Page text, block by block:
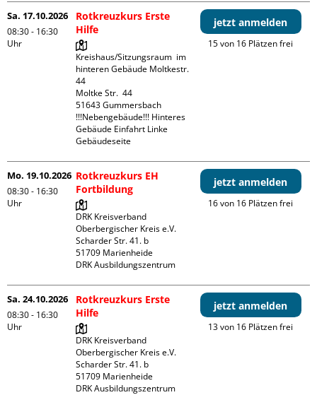
Sa. 17.10.2026
08:30 - 16:30
Uhr
Rotkreuzkurs Erste
Hilfe
Kreishaus/Sitzungsraum  im
hinteren Gebäude Moltkestr.
44
Moltke Str.  44
51643 Gummersbach
!!!Nebengebäude!!! Hinteres
Gebäude Einfahrt Linke
Gebäudeseite
jetzt anmelden
15 von 16 Plätzen frei
Mo. 19.10.2026
08:30 - 16:30
Uhr
Rotkreuzkurs EH
Fortbildung
DRK Kreisverband
Oberbergischer Kreis e.V.
Scharder Str. 41. b
51709 Marienheide
DRK Ausbildungszentrum
jetzt anmelden
16 von 16 Plätzen frei
Sa. 24.10.2026
08:30 - 16:30
Uhr
Rotkreuzkurs Erste
Hilfe
DRK Kreisverband
Oberbergischer Kreis e.V.
Scharder Str. 41. b
51709 Marienheide
DRK Ausbildungszentrum
jetzt anmelden
13 von 16 Plätzen frei